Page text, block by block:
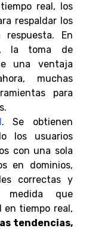
real, los
respaldar los
En
la toma de
una ventaja
muchas
para
. Se obtienen
los usuarios
con una sola
en dominios,
correctas y
medida que
en tiempo real,
tendencias,